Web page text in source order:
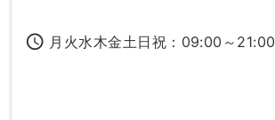
access_time 月火水木金土日祝：09:00～21:00